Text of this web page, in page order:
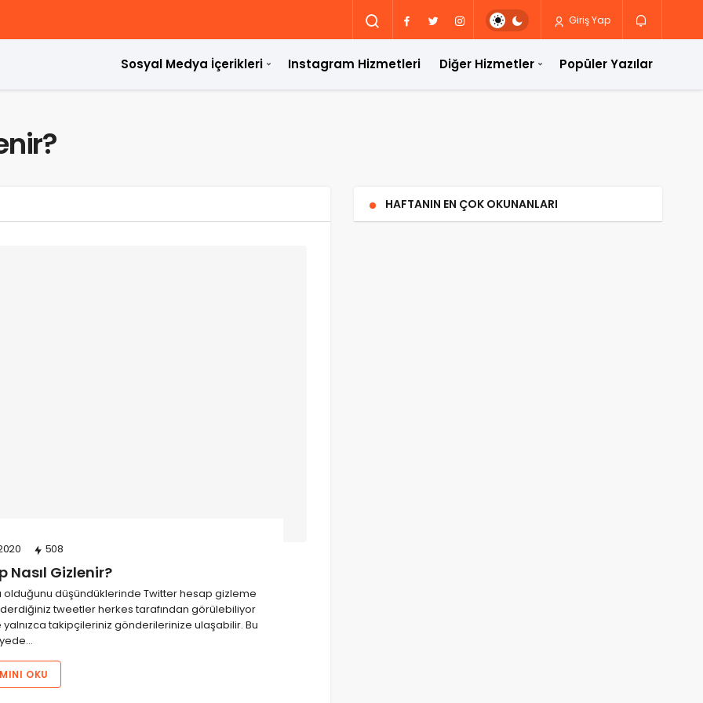
Giriş Yap
Sosyal Medya İçerikleri Instagram Hizmetleri Diğer Hizmetler Popüler Yazılar
508
Nasıl Gizlenir?
olduğunu düşündüklerinde Twitter hesap gizleme
tweetler herkes tarafından görülebiliyor
yalnızca takipçileriniz gönderilerinize ulaşabilir. Bu
OKU
HAFTANIN EN ÇOK OKUNANLARI